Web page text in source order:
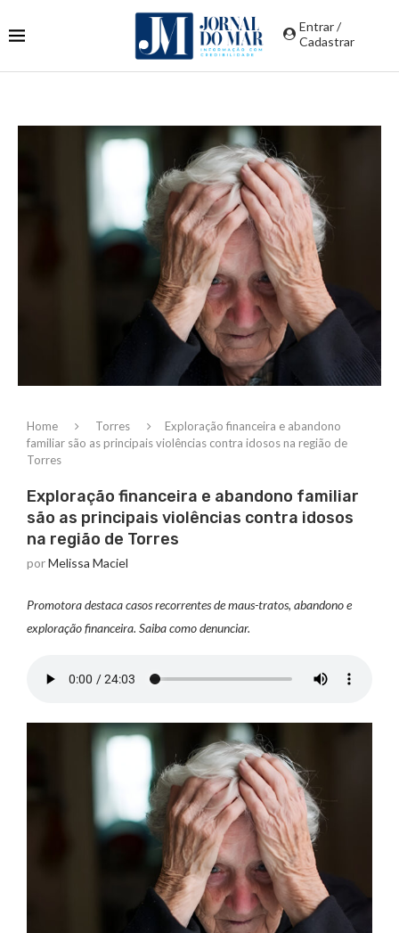
Entrar /
Cadastrar
Home Torres
Exploração financeira e abandono
familiar são as principais violências contra idosos na região de
Torres
Exploração financeira e abandono familiar
são as principais violências contra idosos
na região de Torres
porMelissa Maciel
Promotora destaca casos recorrentes de maus-tratos, abandono e
exploração financeira. Saiba como denunciar.